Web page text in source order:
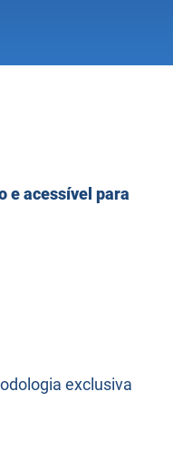
e acessível para
exclusiva